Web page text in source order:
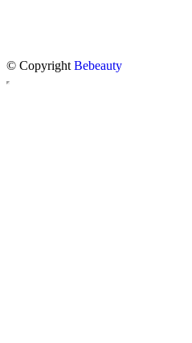
© Copyright Bebeauty